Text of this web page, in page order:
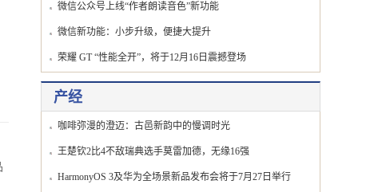
微信公众号上线“作者朗读音色”新功能
微信新功能：小步升级，便捷大提升
荣耀 GT “性能全开”，将于12月16日震撼登场
产经
咖啡弥漫的澄迈：古邑新韵中的慢调时光
王楚钦2比4不敌瑞典选手莫雷加德，无缘16强
HarmonyOS 3及华为全场景新品发布会将于7月27日举行